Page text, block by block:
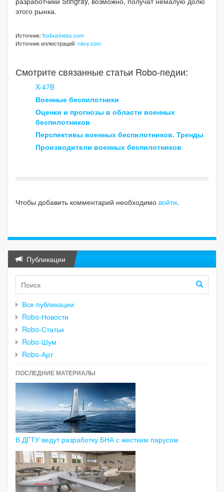
этого рынка.
Источник:foxbusiness.com
Источник иллюстраций:navy.com
Смотрите связанные статьи Robo-педии:
X-47B
Военные беспилотники
Оценки и прогнозы в области военных
беспилотников
Перспективы военных беспилотников. Тренды
Производители военных беспилотников
Чтобы добавить комментарий необходимо войти.
Публикации
Все публикации
Robo-Новости
Robo-Статьи
Robo-Шум
Robo-Арт
ПОСЛЕДНИЕ МАТЕРИАЛЫ
В ДГТУ ведут разработку БНА с жестким парусом